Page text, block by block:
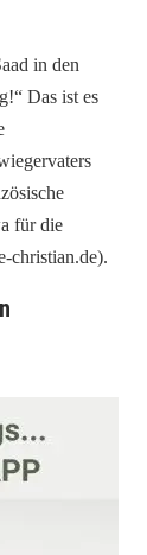
in den
Das ist es
für die
christian.de).